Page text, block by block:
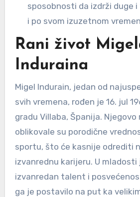
sposobnosti da izdrži duge
i po svom izuzetnom
Rani život
Induraina
Migel Indurain, jedan od
svih vremena, rođen je 16. jul
gradu Villaba, Španija.
oblikovale su porodične
sportu, što će kasnije odrediti
izvanrednu karijeru. U mladosti
izvanredan talent i
ga je postavilo na put ka